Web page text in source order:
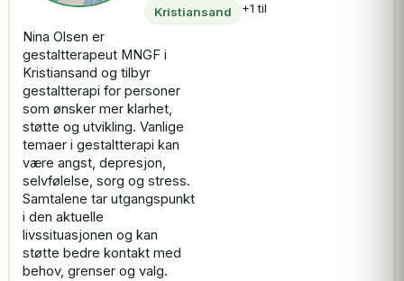
Kristiansand +1 til
Nina Olsen er
gestaltterapeut MNGF i
Kristiansand og tilbyr
gestaltterapi for personer
som ønsker mer klarhet,
støtte og utvikling. Vanlige
temaer i gestaltterapi kan
være angst, depresjon,
selvfølelse, sorg og stress.
Samtalene tar utgangspunkt
i den aktuelle
livssituasjonen og kan
støtte bedre kontakt med
behov, grenser og valg.